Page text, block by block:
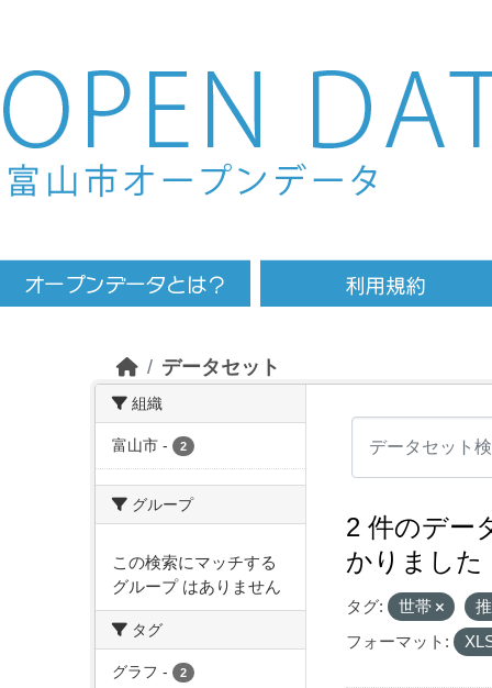
Skip to main content
データセット
組織
富山市 - 2
グループ
この検索にマッチする
グループ はありません
タグ
グラフ - 2
2 件のデー
かりました
タグ: 世帯
フォーマット: